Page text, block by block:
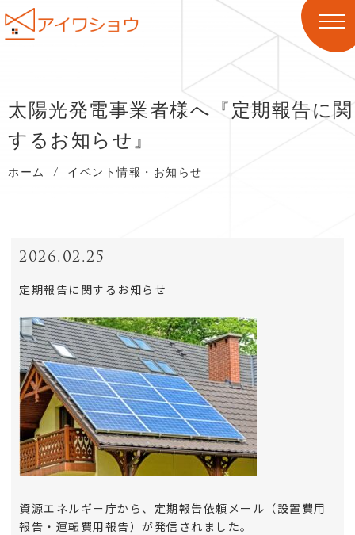
太陽光発電事業者様へ『定期報告に関
するお知らせ』
ホーム / イベント情報・お知らせ
2026.02.25
定期報告に関するお知らせ
資源エネルギー庁から、定期報告依頼メール（設置費用
報告・運転費用報告）が発信されました。